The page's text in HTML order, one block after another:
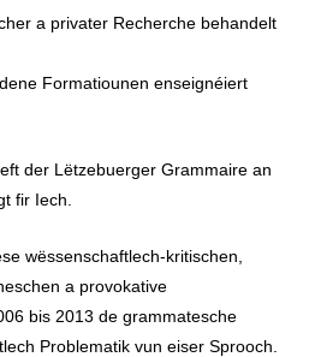
a privater Recherche behandelt
Formatiounen enseignéiert
der Lëtzebuerger Grammaire an
fir Iech.
wëssenschaftlech-kritischen,
a provokative
bis 2013 de grammatesche
Problematik vun eiser Sprooch.